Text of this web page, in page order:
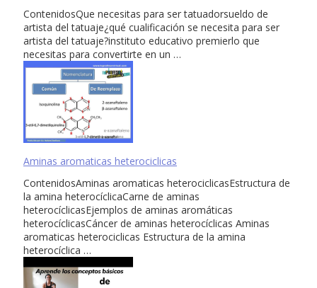
ContenidosQue necesitas para ser tatuadorsueldo de
artista del tatuaje¿qué cualificación se necesita para ser
artista del tatuaje?instituto educativo premierlo que
necesitas para convertirte en un …
Aminas aromaticas heterociclicas
ContenidosAminas aromaticas heterociclicasEstructura de
la amina heterocíclicaCarne de aminas
heterocíclicasEjemplos de aminas aromáticas
heterocíclicasCáncer de aminas heterocíclicas Aminas
aromaticas heterociclicas Estructura de la amina
heterocíclica …